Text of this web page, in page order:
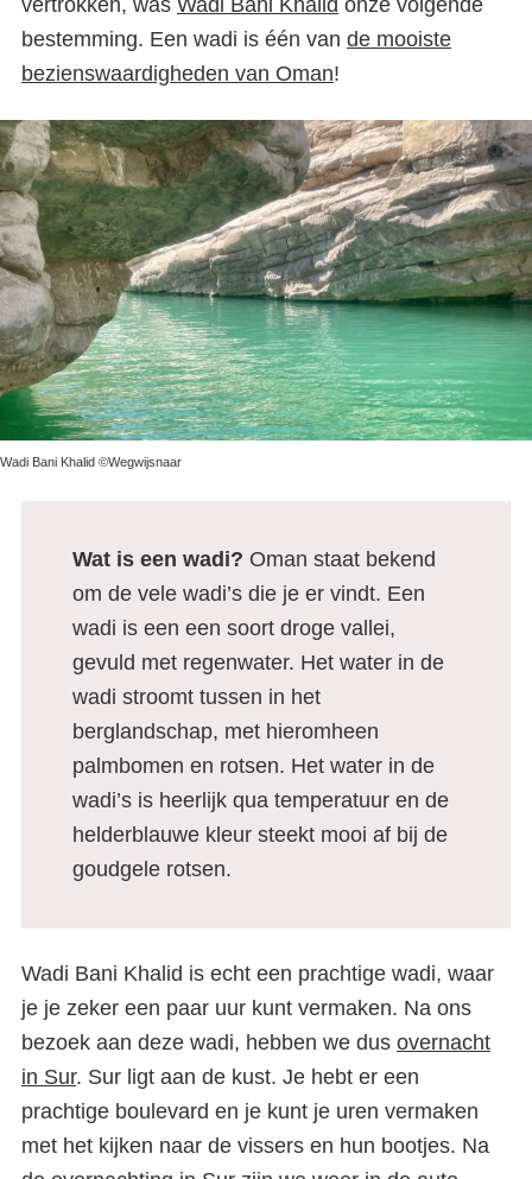
bestemming. Een wadi is één van de mooiste
bezienswaardigheden van Oman!
Wadi Bani Khalid ©Wegwijsnaar
Wat is een wadi? Oman staat bekend
om de vele wadi’s die je er vindt. Een
wadi is een een soort droge vallei,
gevuld met regenwater. Het water in de
wadi stroomt tussen in het
berglandschap, met hieromheen
palmbomen en rotsen. Het water in de
wadi’s is heerlijk qua temperatuur en de
helderblauwe kleur steekt mooi af bij de
goudgele rotsen.
Wadi Bani Khalid is echt een prachtige wadi, waar
je je zeker een paar uur kunt vermaken. Na ons
bezoek aan deze wadi, hebben we dus overnacht
in Sur. Sur ligt aan de kust. Je hebt er een
prachtige boulevard en je kunt je uren vermaken
met het kijken naar de vissers en hun bootjes. Na